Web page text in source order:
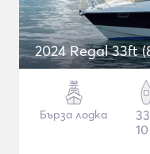
2024 Regal 33ft
Бърза лодка